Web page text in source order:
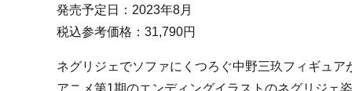
発売予定日：2023年8月
税込参考価格：31,790円
ネグリジェでソファにくつろぐ中野三玖フィギュア
アニメ第1期のエンディングイラストのネグリジェ